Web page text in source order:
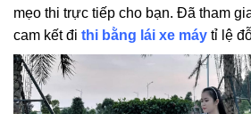
mẹo thi trực tiếp cho bạn. Đã tham
cam kết đi thi bằng lái xe máy tỉ lệ